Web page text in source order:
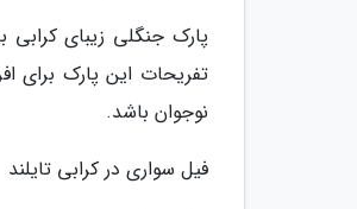
پارک جنگلی زیبای
نوجوان باشد.
فیل سواری در کرابی تایلند